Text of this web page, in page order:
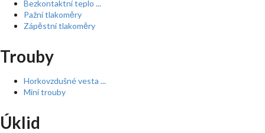
Bezkontaktní teplo ...
Pažní tlakoměry
Zápěstní tlakoměry
Trouby
Horkovzdušné vesta ...
Mini trouby
Úklid